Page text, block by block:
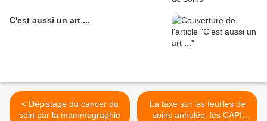
C'est aussi un art ...
< Dépistage du cancer du
sein par la mammographie
La taxe sur les feuilles de
soins annulée, les CAPI